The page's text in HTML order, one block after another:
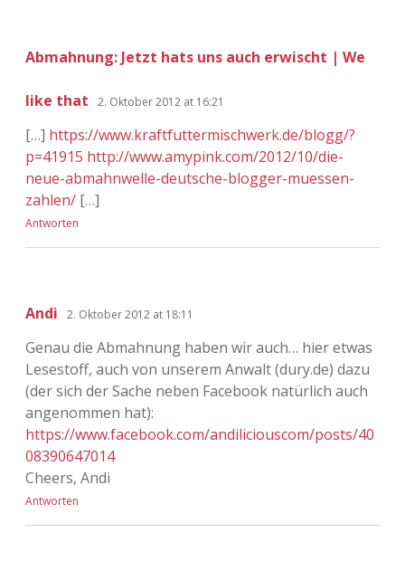
Abmahnung: Jetzt hats uns auch erwischt | We
like that 2. Oktober 2012 at 16:21
[…] https://www.kraftfuttermischwerk.de/blogg/?
p=41915 http://www.amypink.com/2012/10/die-
neue-abmahnwelle-deutsche-blogger-muessen-
zahlen/ […]
Antworten
Andi 2. Oktober 2012 at 18:11
Genau die Abmahnung haben wir auch… hier etwas
Lesestoff, auch von unserem Anwalt (dury.de) dazu
(der sich der Sache neben Facebook natürlich auch
angenommen hat):
https://www.facebook.com/andiliciouscom/posts/40
08390647014
Cheers, Andi
Antworten